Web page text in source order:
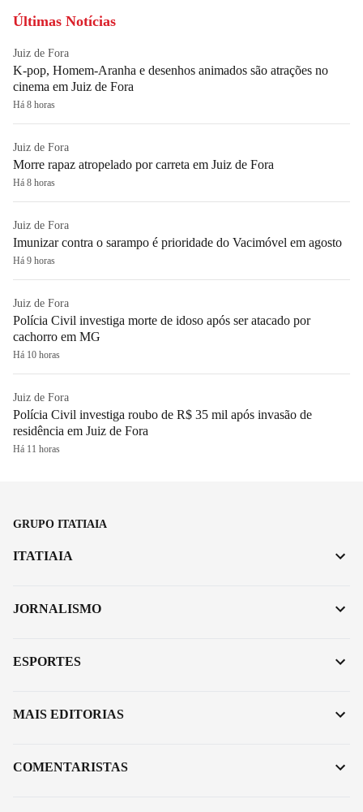
Últimas Notícias
Juiz de Fora
K-pop, Homem-Aranha e desenhos animados são atrações no
cinema em Juiz de Fora
Há 8 horas
Juiz de Fora
Morre rapaz atropelado por carreta em Juiz de Fora
Há 8 horas
Juiz de Fora
Imunizar contra o sarampo é prioridade do Vacimóvel em agosto
Há 9 horas
Juiz de Fora
Polícia Civil investiga morte de idoso após ser atacado por
cachorro em MG
Há 10 horas
Juiz de Fora
Polícia Civil investiga roubo de R$ 35 mil após invasão de
residência em Juiz de Fora
Há 11 horas
GRUPO ITATIAIA
ITATIAIA
JORNALISMO
ESPORTES
MAIS EDITORIAS
COMENTARISTAS